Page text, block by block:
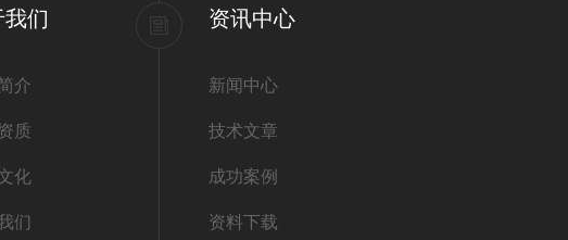
我们
介
质
化
们
资讯中心
新闻中心
技术文章
成功案例
资料下载